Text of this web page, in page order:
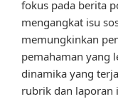
fokus pada berita
mengangkat isu
memungkinkan
pemahaman yang
dinamika yang
rubrik dan laporan